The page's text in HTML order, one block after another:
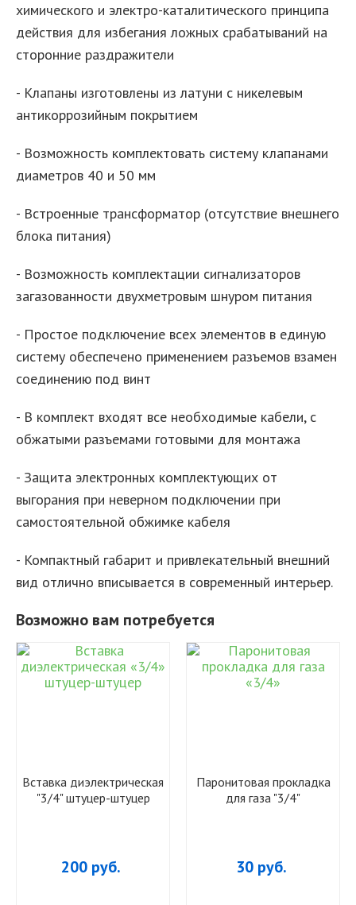
химического и электро-каталитического принципа
действия для избегания ложных срабатываний на
сторонние раздражители
- Клапаны изготовлены из латуни с никелевым
антикоррозийным покрытием
- Возможность комплектовать систему клапанами
диаметров 40 и 50 мм
- Встроенные трансформатор (отсутствие внешнего
блока питания)
- Возможность комплектации сигнализаторов
загазованности двухметровым шнуром питания
- Простое подключение всех элементов в единую
систему обеспечено применением разъемов взамен
соединению под винт
- В комплект входят все необходимые кабели, с
обжатыми разъемами готовыми для монтажа
- Защита электронных комплектующих от
выгорания при неверном подключении при
самостоятельной обжимке кабеля
- Компактный габарит и привлекательный внешний
вид отлично вписывается в современный интерьер.
Возможно вам потребуется
Вставка диэлектрическая
"3/4" штуцер-штуцер
200 руб.
Паронитовая прокладка
для газа "3/4"
30 руб.